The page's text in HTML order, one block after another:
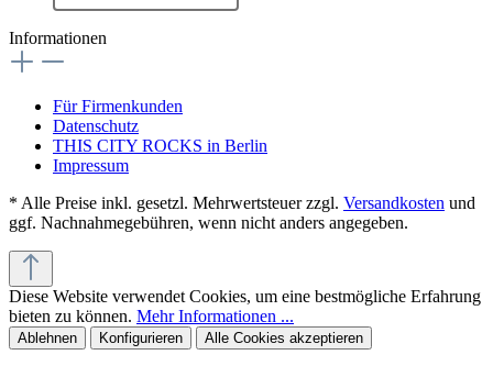
Informationen
Für Firmenkunden
Datenschutz
THIS CITY ROCKS in Berlin
Impressum
* Alle Preise inkl. gesetzl. Mehrwertsteuer zzgl. Versandkosten und
ggf. Nachnahmegebühren, wenn nicht anders angegeben.
Diese Website verwendet Cookies, um eine bestmögliche Erfahrung
bieten zu können. Mehr Informationen ...
Ablehnen Konfigurieren Alle Cookies akzeptieren